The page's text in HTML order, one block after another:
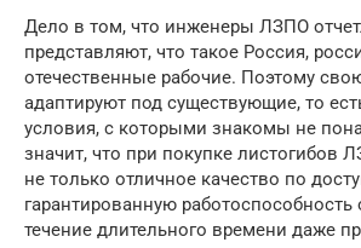
Дело в том, что инженеры ЛЗПО
представляют, что такое Россия,
отечественные рабочие. Поэтому
адаптируют под существующие, то
условия, с которыми знакомы не
значит, что при покупке листогибов
не только отличное качество по
гарантированную работоспособность
течение длительного времени даже